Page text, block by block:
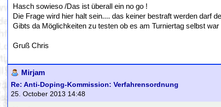
Hasch sowieso /Das ist überall ein no go !
Die Frage wird hier halt sein.... das keiner bestraft werden darf
Gibts da Möglichkeiten zu testen ob es am Turniertag selbst war
Gruß Chris
Mirjam
Re: Anti-Doping-Kommission: Verfahrensordnung
25. October 2013 14:48